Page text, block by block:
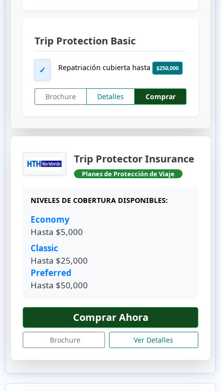
Trip Protection Basic
✓ Repatriación cubierta hasta $250,000
Brochure Detalles Comprar
Trip Protector Insurance
Planes de Protección de Viaje
NIVELES DE COBERTURA DISPONIBLES:
Economy
Hasta $5,000
Classic
Hasta $25,000
Preferred
Hasta $50,000
Comprar Ahora
Brochure Ver Detalles